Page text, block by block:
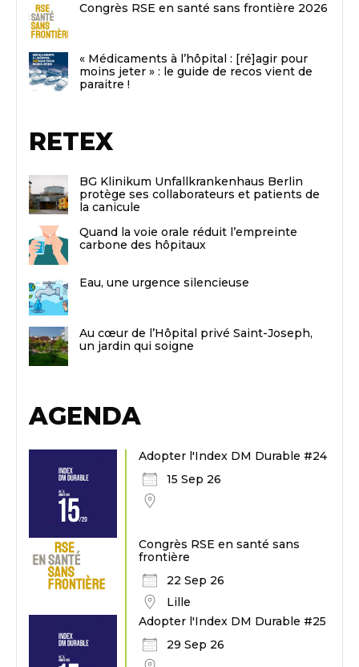
Congrès RSE en santé sans frontière 2026
« Médicaments à l’hôpital : [ré]agir pour
moins jeter » : le guide de recos vient de
paraitre !
RETEX
BG Klinikum Unfallkrankenhaus Berlin
protège ses collaborateurs et patients de
la canicule
Quand la voie orale réduit l’empreinte
carbone des hôpitaux
Eau, une urgence silencieuse
Au cœur de l’Hôpital privé Saint-Joseph,
un jardin qui soigne
AGENDA
Adopter l'Index DM Durable #24
15 Sep 26
Congrès RSE en santé sans
frontière
22 Sep 26
Lille
Adopter l'Index DM Durable #25
29 Sep 26